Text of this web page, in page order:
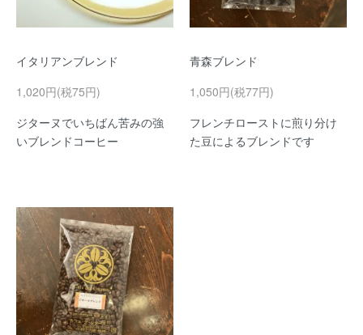
イタリアンブレンド
1,020円(税75円)
ジターヌでいちばん苦みの強
いブレンドコーヒー
青森ブレンド
1,050円(税77円)
フレンチローストに煎り分け
た豆によるブレンドです